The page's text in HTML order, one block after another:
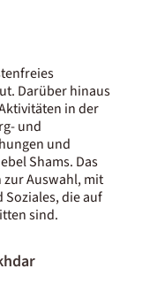
Darüber hinaus
in der
und
und
Shams. Das
Auswahl, mit
die auf
sind.